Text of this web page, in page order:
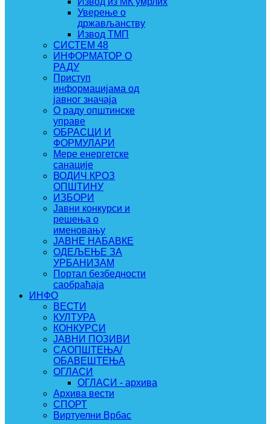
Уверење о
држављанству
Извод ТМП
СИСТЕМ 48
ИНФОРМАТОР О
РАДУ
Приступ
информацијама од
јавног значаја
О раду општинске
управе
ОБРАСЦИ И
ФОРМУЛАРИ
Мере енергетске
санације
ВОДИЧ КРОЗ
ОПШТИНУ
ИЗБОРИ
Јавни конкурси и
решења о
именовању
ЈАВНЕ НАБАВКЕ
ОДЕЉЕЊЕ ЗА
УРБАНИЗАМ
Портал безбедности
саобраћаја
ИНФО
ВЕСТИ
КУЛТУРА
КОНКУРСИ
ЈАВНИ ПОЗИВИ
САОПШТЕЊА/
ОБАВЕШТЕЊА
ОГЛАСИ
ОГЛАСИ - архива
Архива вести
СПОРТ
Виртуелни Врбас